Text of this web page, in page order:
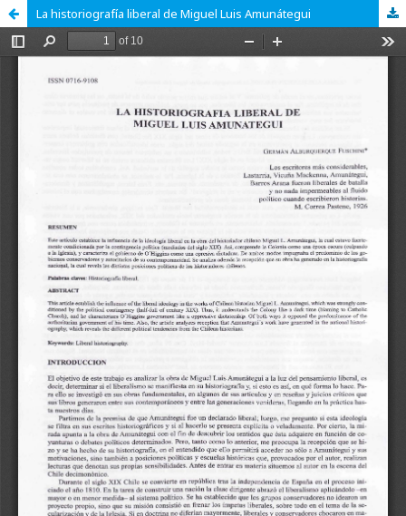
La historiografía liberal de Miguel Luis Amunátegui